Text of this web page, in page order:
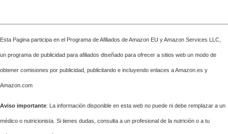
Esta Pagina participa en el Programa de Afiliados de Amazon EU y Amazon Services LLC,
un programa de publicidad para afiliados diseñado para ofrecer a sitios web un modo de
obtener comisiones por publicidad, publicitando e incluyendo enlaces a Amazon.es y
Amazon.com
Aviso importante: La información disponible en esta web no puede ni debe remplazar a un
médico o nutricionista. Si tienes dudas, consulta a un profesional de la nutrición o a tu